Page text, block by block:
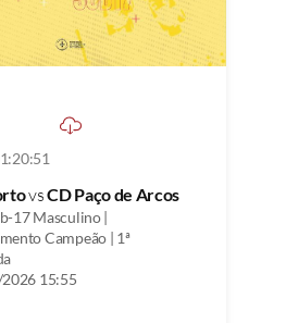
vsCD Paço de Arcos
17 Masculino |
Campeão | 1ª
15:55